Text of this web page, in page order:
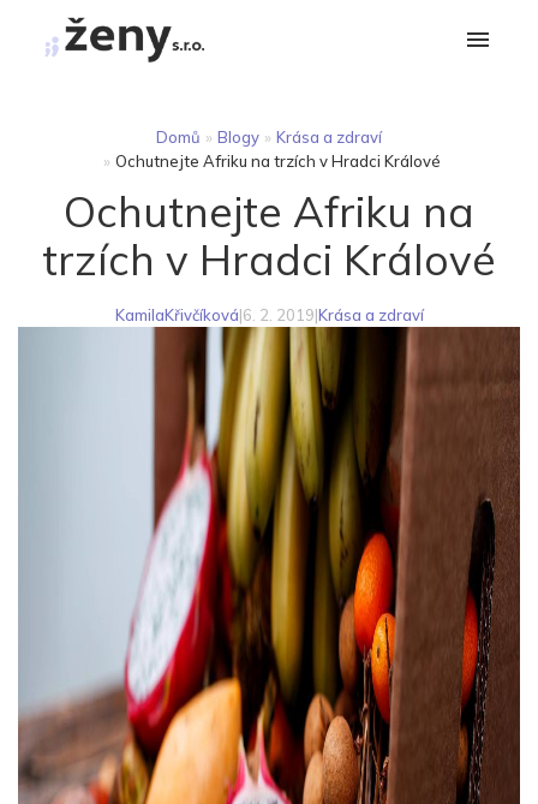
Domů » Blogy » Krása a zdraví
» Ochutnejte Afriku na trzích v Hradci Králové
Ochutnejte Afriku na
trzích v Hradci Králové
KamilaKřivčíková|6. 2. 2019|Krása a zdraví